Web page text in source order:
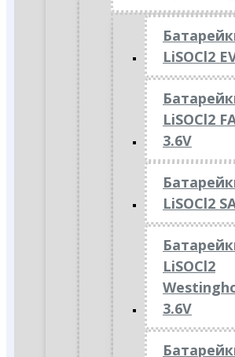
LiSOCl2
LiSOCl2
3.6V
LiSOCl2
LiSOCl2
3.6V